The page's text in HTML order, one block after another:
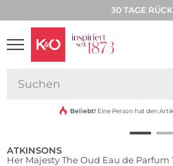
30 TAGE
VIBES
Beliebt! Eine Person hat den
ATKINSONS
Her Majesty The Oud Eau de Parfum